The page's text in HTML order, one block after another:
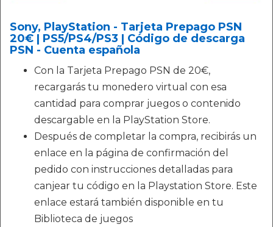
Sony, PlayStation - Tarjeta Prepago PSN
20€ | PS5/PS4/PS3 | Código de descarga
PSN - Cuenta española
Con la Tarjeta Prepago PSN de 20€,
recargarás tu monedero virtual con esa
cantidad para comprar juegos o contenido
descargable en la PlayStation Store.
Después de completar la compra, recibirás un
enlace en la página de confirmación del
pedido con instrucciones detalladas para
canjear tu código en la Playstation Store. Este
enlace estará también disponible en tu
Biblioteca de juegos